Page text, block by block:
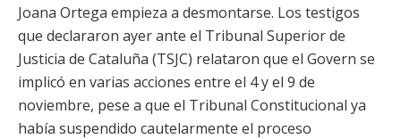
Joana Ortega empieza a desmontarse. Los testigos
que declararon ayer ante el Tribunal Superior de
Justicia de Cataluña (TSJC) relataron que el Govern se
implicó en varias acciones entre el 4 y el 9 de
noviembre, pese a que el Tribunal Constitucional ya
había suspendido cautelarmente el proceso